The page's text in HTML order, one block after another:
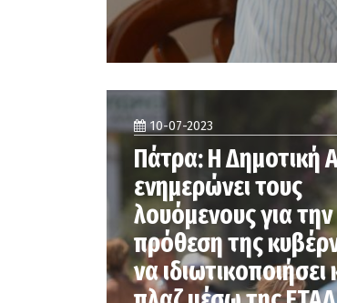
10-07-2023
Πάτρα: Η Δημοτική
ενημερώνει τους
λουόμενους για την
πρόθεση της
να ιδιωτικοποιήσει